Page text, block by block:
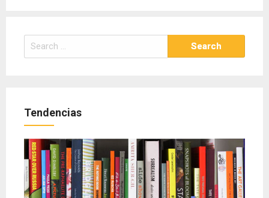
Search
for:
Tendencias